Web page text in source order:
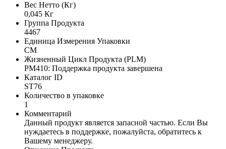
Вес Нетто (Кг)
0,045 Кг
Группа Продукта
4467
Единица Измерения Упаковки
CM
Жизненный Цикл Продукта (PLM)
PM410: Поддержка продукта завершена
Каталог ID
ST76
Количество в упаковке
1
Комментарий
Данный продукт является запасной частью. Если Вы
нуждаетесь в поддержке, пожалуйста, обратитесь к
Вашему менеджеру.